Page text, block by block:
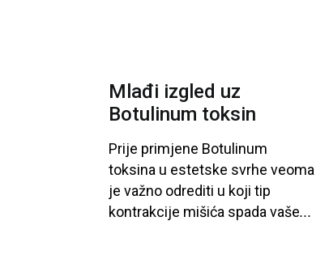
Mlađi izgled uz
Botulinum toksin
Prije primjene Botulinum
toksina u estetske svrhe veoma
je važno odrediti u koji tip
kontrakcije mišića spada vaše...